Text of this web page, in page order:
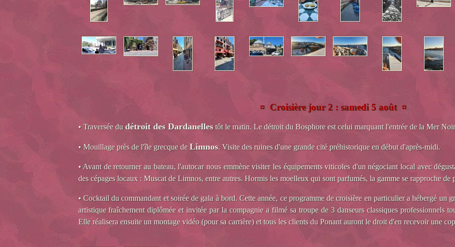
¤ Croisière jour 2 : samedi 5 août ¤
• Traversée du détroit des Dardanellestôt le matin. Le détroit du Bosphore est celui marquant l'entrée de la Mer
• Mouillage près de l'île grecque deLimnos. Visite des ruines d'une grande cité préhistorique en début d'après-midi.
• Avant de retourner au bateau, l'autocar nous emmène visiter les équipements viticoles d'un négociant local avec
des cépages locaux : Muscat de Limnos, entre autres. Hormis les moelleux qui sont parfumés, la gamme se rapproche de
• Cocktail du commandant et soirée de gala à bord. Cette année, ce programme de croisière en particulier a hébergé un
artistique fraîchement diplômée et invitée par la compagnie a filmé sa troupe de 3 danseurs classiques professionnels
Elle réalisera ensuite un montage vidéo (pour sa carrière) et tous les clients du Ponant auront le droit d'en recevoir une